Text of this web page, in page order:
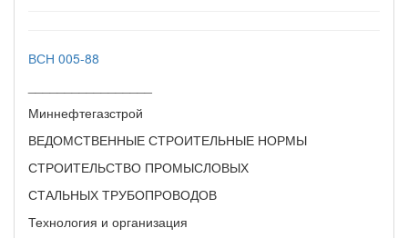
ВСН 005-88
Миннефтегазстрой
ВЕДОМСТВЕННЫЕ СТРОИТЕЛЬНЫЕ НОРМЫ
СТРОИТЕЛЬСТВО ПРОМЫСЛОВЫХ
СТАЛЬНЫХ ТРУБОПРОВОДОВ
Технология и организация